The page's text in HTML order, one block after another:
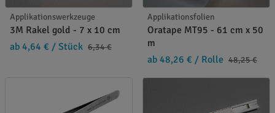
Applikationswerkzeuge
3M Rakel gold - 7 x 10 cm
ab 4,64 € / Stück 6,34 €
Applikationsfolien
Oratape MT95 - 61 cm x 50
m
ab 48,26 € / Rolle 48,25 €